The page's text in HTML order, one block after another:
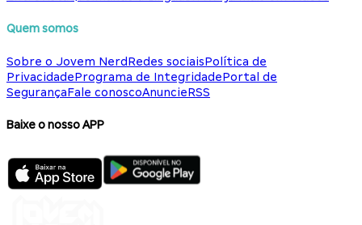
Quem somos
Sobre o Jovem NerdRedes sociaisPolítica de
PrivacidadePrograma de IntegridadePortal de
SegurançaFale conoscoAnuncieRSS
Baixe o nosso APP